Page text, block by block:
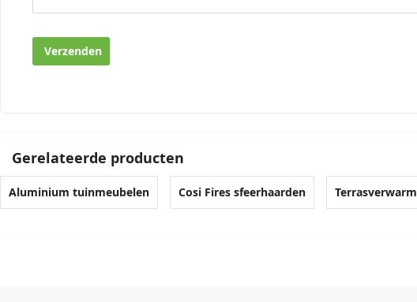
Verzenden
Gerelateerde producten
Aluminium tuinmeubelen Cosi Fires sfeerhaarden